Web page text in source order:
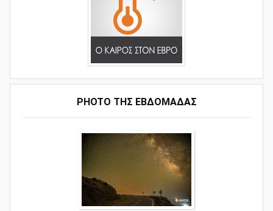
PHOTO ΤΗΣ ΕΒΔΟΜΑΔΑΣ